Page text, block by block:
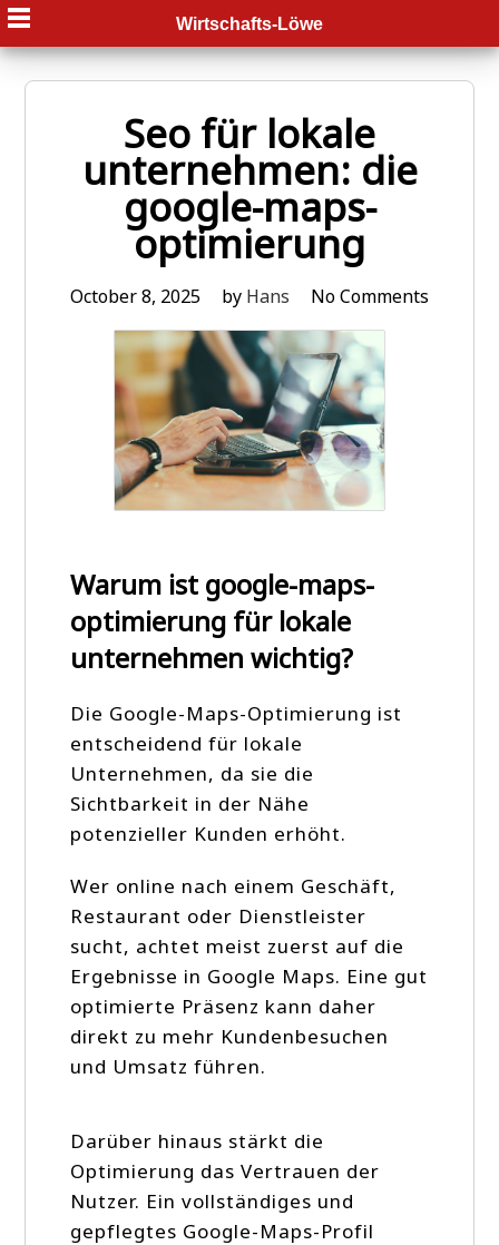
Skip
to
content
Wirtschafts-Löwe
Seo für lokale
unternehmen: die
google-maps-
optimierung
October 8, 2025 by Hans No Comments
Warum ist google-maps-
optimierung für lokale
unternehmen wichtig?
Die Google-Maps-Optimierung ist
entscheidend für lokale
Unternehmen, da sie die
Sichtbarkeit in der Nähe
potenzieller Kunden erhöht.
Wer online nach einem Geschäft,
Restaurant oder Dienstleister
sucht, achtet meist zuerst auf die
Ergebnisse in Google Maps. Eine gut
optimierte Präsenz kann daher
direkt zu mehr Kundenbesuchen
und Umsatz führen.
Darüber hinaus stärkt die
Optimierung das Vertrauen der
Nutzer. Ein vollständiges und
gepflegtes Google-Maps-Profil